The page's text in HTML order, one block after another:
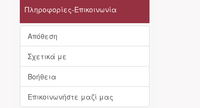
Πληροφορίες-Επικοινωνία
Απόθεση
Σχετικά με
Βοήθεια
Επικοινωνήστε μαζί μας